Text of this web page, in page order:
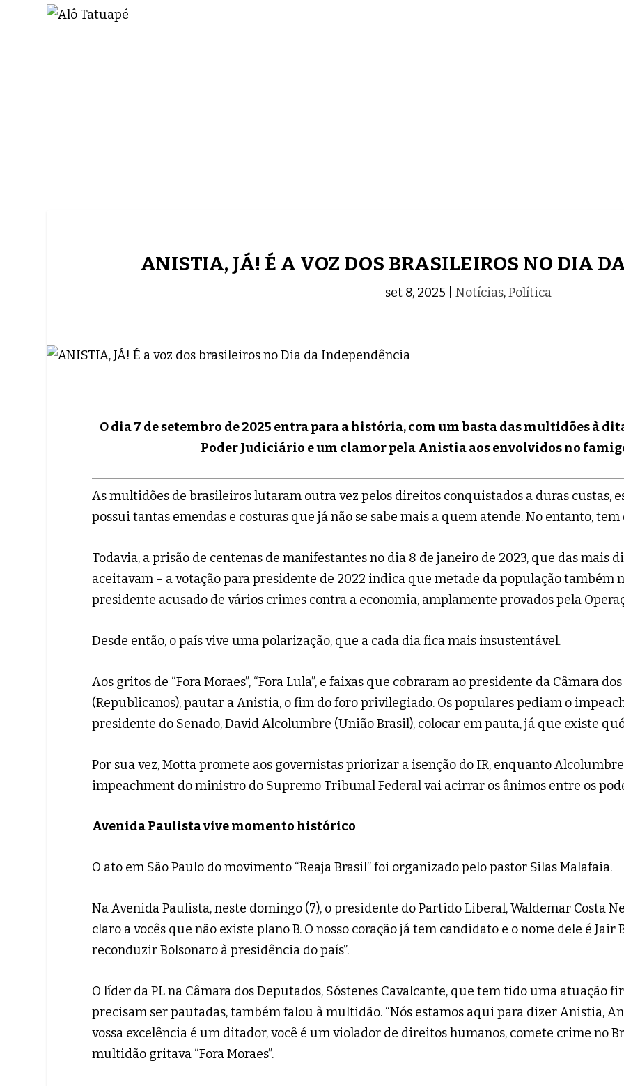
ANISTIA, JÁ! É A VOZ DOS BRASILEIROS NO DIA
set 8, 2025 Notícias,Política
O dia 7 de setembro de 2025 entra para a história, com um basta das multidões à
Poder Judiciário e um clamor pela Anistia aos envolvidos no
As multidões de brasileiros lutaram outra vez pelos direitos conquistados a duras custas,
possui tantas emendas e costuras que já não se sabe mais a quem atende. No entanto,
Todavia, a prisão de centenas de manifestantes no dia 8 de janeiro de 2023, que das mais
aceitavam – a votação para presidente de 2022 indica que metade da população também
presidente acusado de vários crimes contra a economia, amplamente provados pela
Desde então, o país vive uma polarização, que a cada dia fica mais insustentável.
Aos gritos de “Fora Moraes”, “Fora Lula”, e faixas que cobraram ao presidente da Câmara
(Republicanos), pautar a Anistia, o fim do foro privilegiado. Os populares pediam o
presidente do Senado, David Alcolumbre (União Brasil), colocar em pauta, já que existe
Por sua vez, Motta promete aos governistas priorizar a isenção do IR, enquanto
impeachment do ministro do Supremo Tribunal Federal vai acirrar os ânimos entre os
Avenida Paulista vive momento histórico
O ato em São Paulo do movimento “Reaja Brasil” foi organizado pelo pastor Silas Malafaia.
Na Avenida Paulista, neste domingo (7), o presidente do Partido Liberal, Waldemar Costa
claro a vocês que não existe plano B. O nosso coração já tem candidato e o nome dele é Jair
reconduzir Bolsonaro à presidência do país”.
O líder da PL na Câmara dos Deputados, Sóstenes Cavalcante, que tem tido uma atuação
precisam ser pautadas, também falou à multidão. “Nós estamos aqui para dizer Anistia,
vossa excelência é um ditador, você é um violador de direitos humanos, comete crime no
multidão gritava “Fora Moraes”.